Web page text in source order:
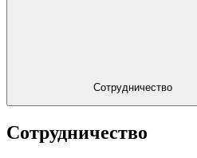
Сотрудничество
Сотрудничество